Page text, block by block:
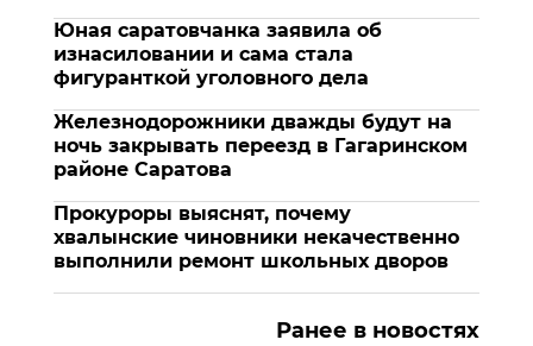
Юная саратовчанка заявила об
изнасиловании и сама стала
фигуранткой уголовного дела
Железнодорожники дважды будут на
ночь закрывать переезд в Гагаринском
районе Саратова
Прокуроры выяснят, почему
хвалынские чиновники некачественно
выполнили ремонт школьных дворов
Ранее в новостях